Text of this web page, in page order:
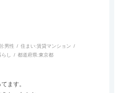
:男性 住まい:賃貸マンション
らし 都道府県:東京都
ます。